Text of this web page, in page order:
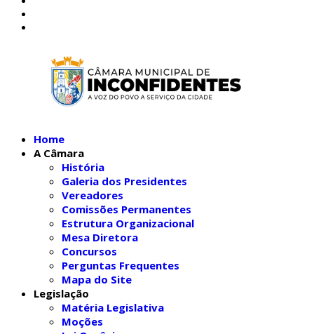
Home
A Câmara
História
Galeria dos Presidentes
Vereadores
Comissões Permanentes
Estrutura Organizacional
Mesa Diretora
Concursos
Perguntas Frequentes
Mapa do Site
Legislação
Matéria Legislativa
Moções